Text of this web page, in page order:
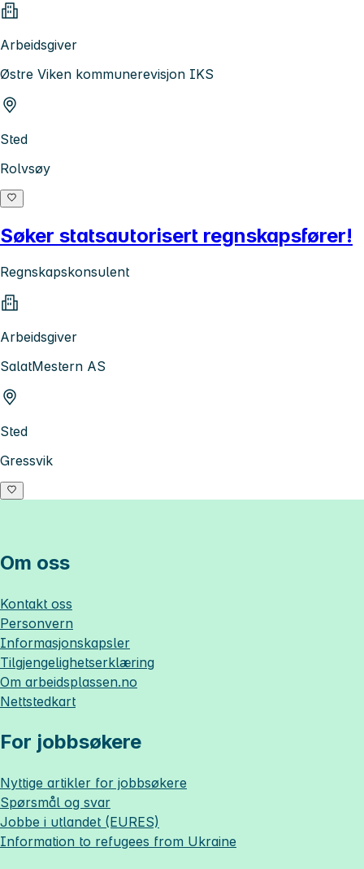
Arbeidsgiver
Østre Viken kommunerevisjon IKS
Sted
Rolvsøy
Søker statsautorisert regnskapsfører!
Regnskapskonsulent
Arbeidsgiver
SalatMestern AS
Sted
Gressvik
Om oss
Kontakt oss
Personvern
Informasjonskapsler
Tilgjengelighetserklæring
Om arbeidsplassen.no
Nettstedkart
For jobbsøkere
Nyttige artikler for jobbsøkere
Spørsmål og svar
Jobbe i utlandet (EURES)
Information to refugees from Ukraine